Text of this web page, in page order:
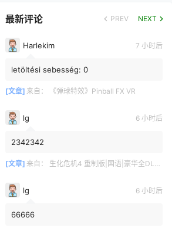
最新评论 PREV NEXT
Harlekim 7 小时后
letöltési sebesség: 0
[文章] 来自： 《弹球特效》Pinball FX VR
lg 6 小时后
2342342
[文章] 来自： 生化危机4 重制版|国语|豪华全DLC（Resident Evil 4 VR）
lg 6 小时后
66666